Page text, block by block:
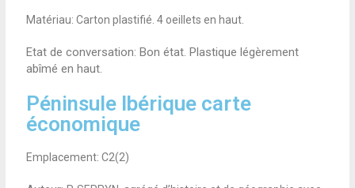
Matériau: Carton plastifié. 4 oeillets en haut.
Etat de conversation: Bon état. Plastique légèrement
abîmé en haut.
Péninsule Ibérique carte
économique
Emplacement: C2(2)